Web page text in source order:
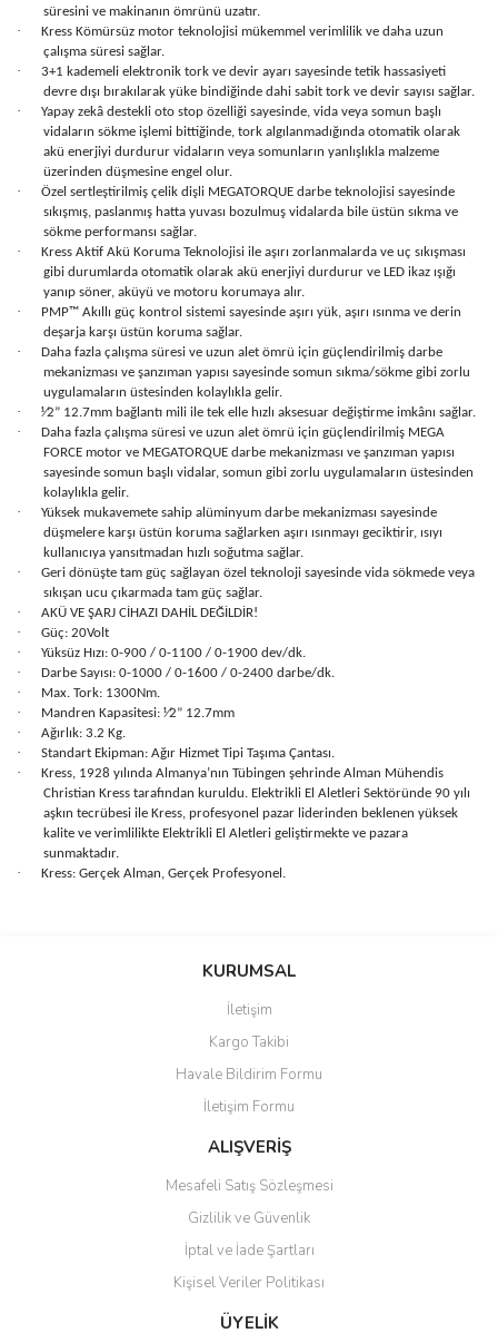
süresini ve makinanın ömrünü uzatır.
·
Kress Kömürsüz motor teknolojisi mükemmel verimlilik ve daha uzun
çalışma süresi sağlar.
·
3+1 kademeli elektronik tork ve devir ayarı sayesinde tetik hassasiyeti
devre dışı bırakılarak yüke bindiğinde dahi sabit tork ve devir sayısı sağlar.
·
Yapay zekâ destekli oto stop özelliği sayesinde, vida veya somun başlı
vidaların sökme işlemi bittiğinde, tork algılanmadığında otomatik olarak
akü enerjiyi durdurur vidaların veya somunların yanlışlıkla malzeme
üzerinden düşmesine engel olur.
·
Özel sertleştirilmiş çelik dişli MEGATORQUE darbe teknolojisi sayesinde
sıkışmış, paslanmış hatta yuvası bozulmuş vidalarda bile üstün sıkma ve
sökme performansı sağlar.
·
Kress Aktif Akü Koruma Teknolojisi ile aşırı zorlanmalarda ve uç sıkışması
gibi durumlarda otomatik olarak akü enerjiyi durdurur ve LED ikaz ışığı
yanıp söner, aküyü ve motoru korumaya alır.
·
PMP™ Akıllı güç kontrol sistemi sayesinde aşırı yük, aşırı ısınma ve derin
deşarja karşı üstün koruma sağlar.
·
Daha fazla çalışma süresi ve uzun alet ömrü için güçlendirilmiş darbe
mekanizması ve şanzıman yapısı sayesinde somun sıkma/sökme gibi zorlu
uygulamaların üstesinden kolaylıkla gelir.
· ⅟2” 12.7mm bağlantı mili ile tek elle hızlı aksesuar değiştirme imkânı sağlar.
·
Daha fazla çalışma süresi ve uzun alet ömrü için güçlendirilmiş MEGA
FORCE motor ve MEGATORQUE darbe mekanizması ve şanzıman yapısı
sayesinde somun başlı vidalar, somun gibi zorlu uygulamaların üstesinden
kolaylıkla gelir.
·
Yüksek mukavemete sahip alüminyum darbe mekanizması sayesinde
düşmelere karşı üstün koruma sağlarken aşırı ısınmayı geciktirir, ısıyı
kullanıcıya yansıtmadan hızlı soğutma sağlar.
·
Geri dönüşte tam güç sağlayan özel teknoloji sayesinde vida sökmede veya
sıkışan ucu çıkarmada tam güç sağlar.
· AKÜ VE ŞARJ CİHAZI DAHİL DEĞİLDİR!
· Güç: 20Volt
· Yüksüz Hızı: 0-900 / 0-1100 / 0-1900 dev/dk.
· Darbe Sayısı: 0-1000 / 0-1600 / 0-2400 darbe/dk.
· Max. Tork: 1300Nm.
· Mandren Kapasitesi: ⅟2” 12.7mm
· Ağırlık: 3.2 Kg.
· Standart Ekipman: Ağır Hizmet Tipi Taşıma Çantası.
·
Kress, 1928 yılında Almanya’nın Tübingen şehrinde Alman Mühendis
Christian Kress tarafından kuruldu. Elektrikli El Aletleri Sektöründe 90 yılı
aşkın tecrübesi ile Kress, profesyonel pazar liderinden beklenen yüksek
kalite ve verimlilikte Elektrikli El Aletleri geliştirmekte ve pazara
sunmaktadır.
· Kress: Gerçek Alman, Gerçek Profesyonel.
Bu ürüne ilk yorumu siz yapın!
Ürün resmi kalitesiz, bozuk veya görüntülenemiyor.
Ürün açıklamasında eksik bilgiler bulunuyor.
Ürün bilgilerinde hatalar bulunuyor.
Ürün fiyatı diğer sitelerden daha pahalı.
Gönder
KURUMSAL
İletişim
Kargo Takibi
Havale Bildirim Formu
İletişim Formu
ALIŞVERİŞ
Mesafeli Satış Sözleşmesi
Gizlilik ve Güvenlik
İptal ve İade Şartları
Kişisel Veriler Politikası
ÜYELİK